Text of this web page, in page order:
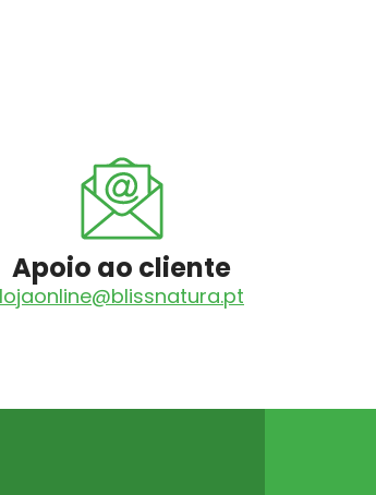
Apoio ao cliente
lojaonline@blissnatura.pt